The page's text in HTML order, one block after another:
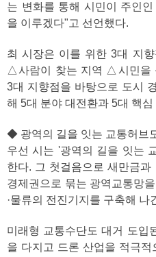
는 변화를 통해 시민이 주인
을 이루겠다"고 선언했다.
최 시장은 이를 위한 3대 지
△사람이 찾는 지역 △시민을
3대 지향점을 바탕으로 도시
해 5대 분야 대전환과 5대 핵
◆ 광역의 길을 잇는 교통허브
우선 시는 '광역의 길을 잇는
한다. 그 첫걸음으로 새만금
경제권으로 묶는 광역교통망
·물류의 전진기지를 구축해 나
미래형 교통수단도 대거 도입
을 다지고 드론 산업을 적극